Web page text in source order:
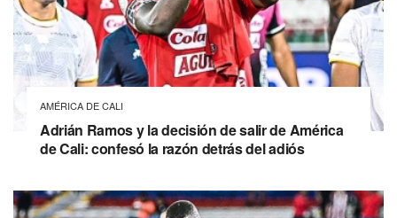
AMÉRICA DE CALI
Adrián Ramos y la decisión de salir de América
de Cali: confesó la razón detrás del adiós